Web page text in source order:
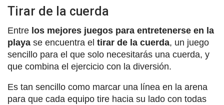
Tirar de la cuerda
Entre los mejores juegos para entretenerse en la
playa se encuentra el tirar de la cuerda, un juego
sencillo para el que solo necesitarás una cuerda, y
que combina el ejercicio con la diversión.
Es tan sencillo como marcar una línea en la arena
para que cada equipo tire hacia su lado con todas